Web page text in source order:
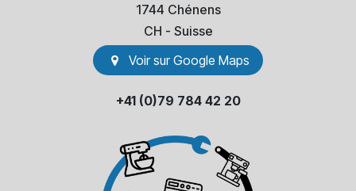
1744 Chénens
​CH - Suisse
Voir sur Go​​ogle Maps
+41 (0)79 784 42 20